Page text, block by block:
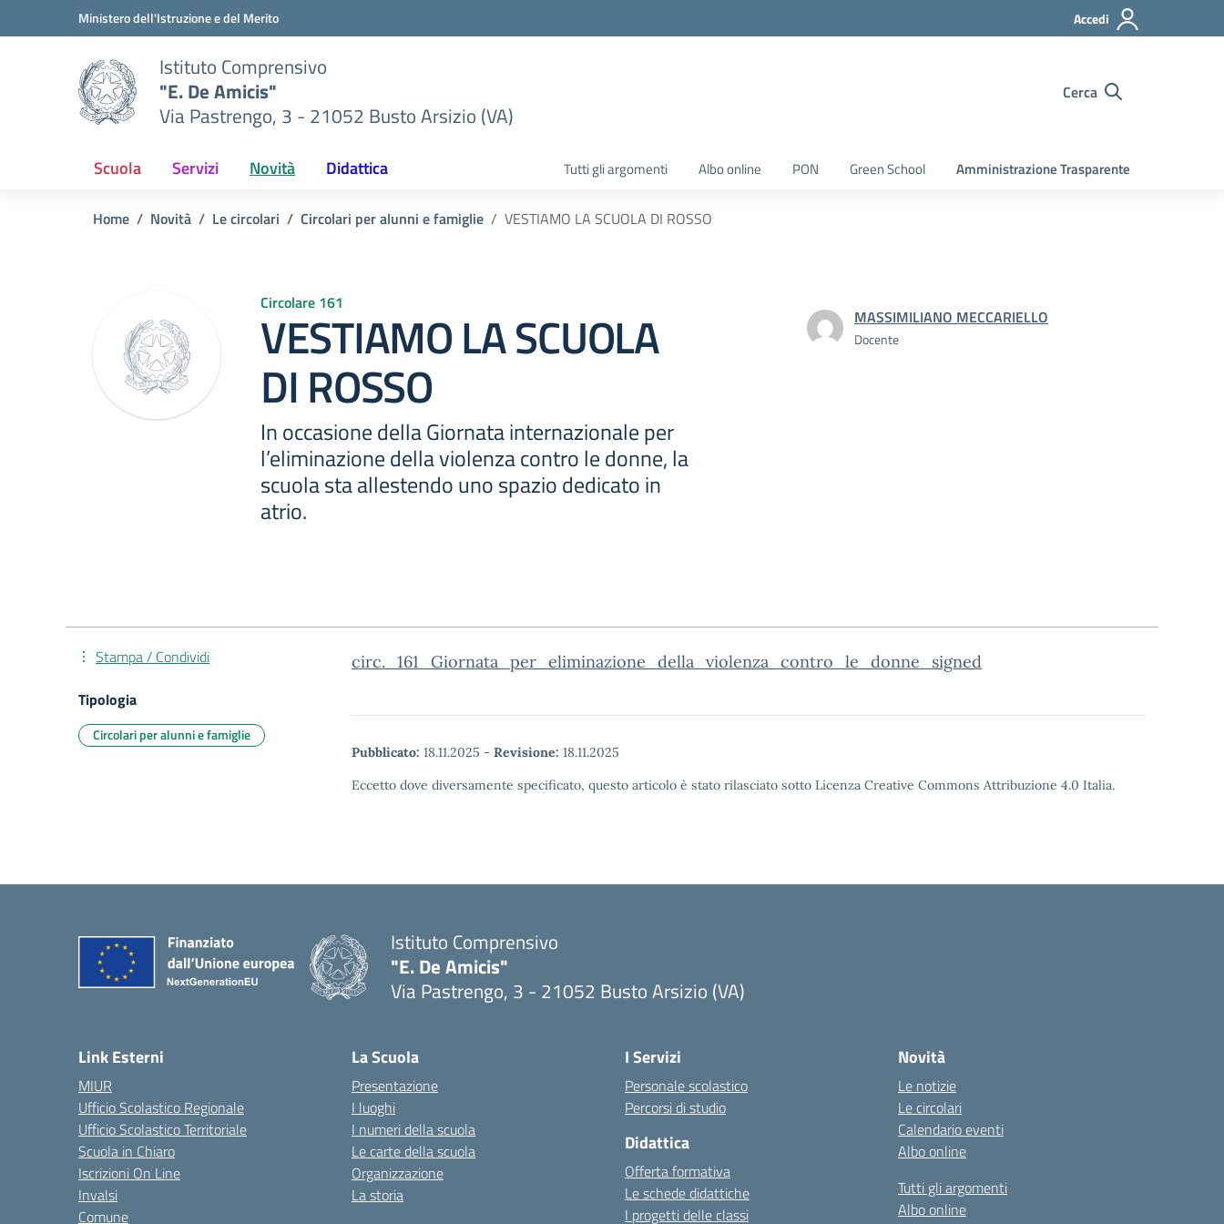
Vai ai contenuti
Vai al menu di navigazioneMinistero dell'Istruzione e del Merito Accedi
Istituto Comprensivo
"E. De Amicis"
Via Pastrengo, 3 - 21052 Busto Arsizio (VA)
Cerca
Scuola Servizi Novità Didattica Tutti gli argomenti Albo online PON Green School Amministrazione Trasparente
Home Novità Le circolari Circolari per alunni e famiglie VESTIAMO LA SCUOLA DI ROSSO
Circolare 161
VESTIAMO LA SCUOLA
DI ROSSO
In occasione della Giornata internazionale per
l’eliminazione della violenza contro le donne, la
scuola sta allestendo uno spazio dedicato in
atrio.
MASSIMILIANO MECCARIELLO
Docente
circ._161_Giornata_per_eliminazione_della_violenza_contro_le_donne_signed
Pubblicato: 18.11.2025 - Revisione: 18.11.2025
Eccetto dove diversamente specificato, questo articolo è stato rilasciato sotto Licenza Creative Commons Attribuzione 4.0 Italia.
Stampa / Condividi
Tipologia
Circolari per alunni e famiglie
Istituto Comprensivo
"E. De Amicis"
Via Pastrengo, 3 - 21052 Busto Arsizio (VA)
Link Esterni
MIUR
Ufficio Scolastico Regionale
Ufficio Scolastico Territoriale
Scuola in Chiaro
Iscrizioni On Line
Invalsi
Comune
La Scuola
Presentazione
I luoghi
I numeri della scuola
Le carte della scuola
Organizzazione
La storia
I Servizi
Personale scolastico
Percorsi di studio
Didattica
Offerta formativa
Le schede didattiche
I progetti delle classi
Novità
Le notizie
Le circolari
Calendario eventi
Albo online
Tutti gli argomenti
Albo online